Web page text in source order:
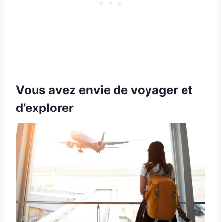
Vous avez envie de voyager et
d’explorer